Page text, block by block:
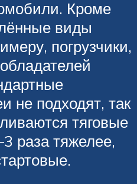
Кроме
виды
погрузчики,
не подходят, так
тяговые
раза тяжелее,